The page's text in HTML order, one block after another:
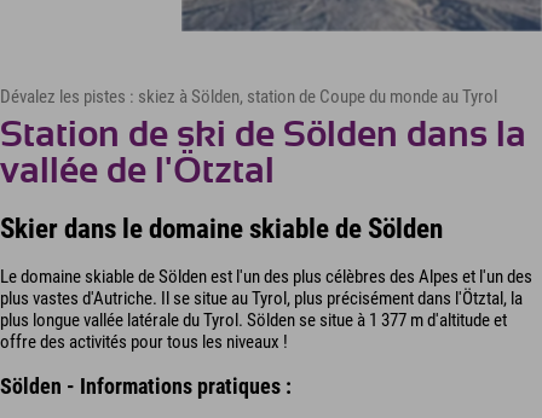
Dévalez les pistes : skiez à Sölden, station de Coupe du monde au Tyrol
Station de ski de Sölden dans la
vallée de l'Ötztal
Skier dans le domaine skiable de Sölden
Le domaine skiable de Sölden est l'un des plus célèbres des Alpes et l'un des
plus vastes d'Autriche. Il se situe au Tyrol, plus précisément dans l'Ötztal, la
plus longue vallée latérale du Tyrol. Sölden se situe à 1 377 m d'altitude et
offre des activités pour tous les niveaux !
Sölden - Informations pratiques :